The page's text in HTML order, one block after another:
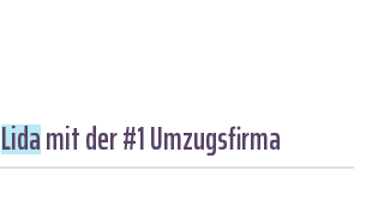
Lidamit der #1 Umzugsfirma